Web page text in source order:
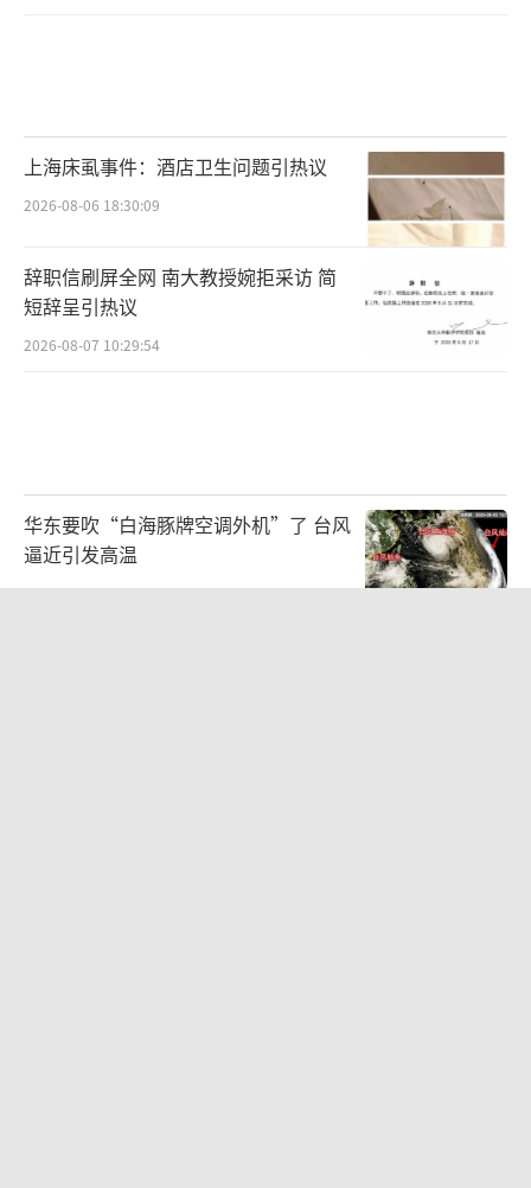
上海床虱事件：酒店卫生问题引热议
2026-08-06 18:30:09
辞职信刷屏全网 南大教授婉拒采访 简
短辞呈引热议
2026-08-07 10:29:54
华东要吹“白海豚牌空调外机”了 台风
逼近引发高温
2026-08-07 09:58:15